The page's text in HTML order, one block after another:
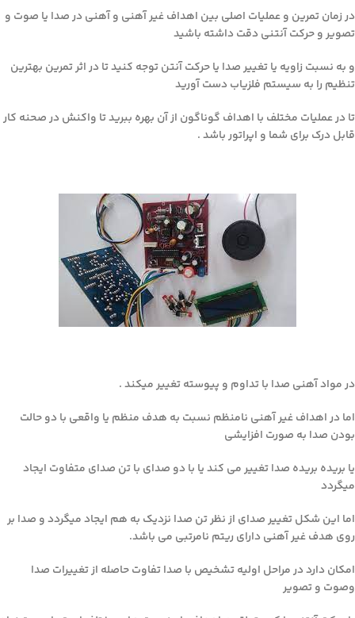
در زمان تمرین و عملیات اصلی بین اهداف غیر آهنی و آهنی در صدا یا صوت و
تصویر و حرکت آنتنی دقت داشته باشید
و به نسبت زاویه یا تغییر صدا یا حرکت آنتن توجه کنید تا در اثر تمرین بهترین
تنظیم را به سیستم فلزیاب دست آورید
تا در عملیات مختلف با اهداف گوناگون از آن بهره ببرید تا واکنش در صحنه کار
قابل درک برای شما و اپراتور باشد .
در مواد آهنی صدا با تداوم و پیوسته تغییر میکند .
اما در اهداف غیر آهنی نامنظم نسبت به هدف منظم یا واقعی با دو حالت
بودن صدا به صورت افزایشی
یا بریده بریده صدا تغییر می کند یا با دو صدای با تن صدای متفاوت ایجاد
میگردد
اما این شکل تغییر صدای از نظر تن صدا نزدیک به هم ایجاد میگردد و صدا بر
روی هدف غیر آهنی دارای ریتم نامرتبی می باشد.
امکان دارد در مراحل اولیه تشخیص با صدا تفاوت حاصله از تغییرات صدا
وصوت و تصویر